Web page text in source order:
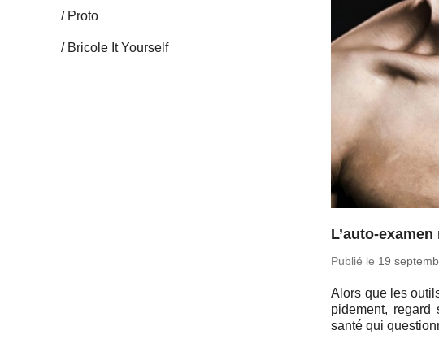
Proto
Bricole It Yourself
L’auto-
Publié le 19
Alors que les
pi­de­ment, regard
santé qui